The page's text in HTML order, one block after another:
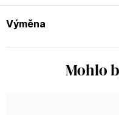
Výměna
Mohlo